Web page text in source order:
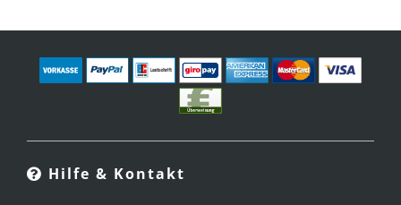
Hilfe & Kontakt